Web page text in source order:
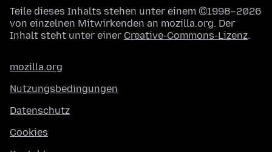
Teile dieses Inhalts stehen unter einem ©1998–2026
von einzelnen Mitwirkenden an mozilla.org. Der
Inhalt steht unter einer Creative-Commons-Lizenz.
mozilla.org
Nutzungsbedingungen
Datenschutz
Cookies